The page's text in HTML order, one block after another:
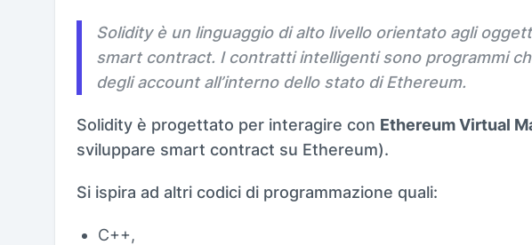
Solidity è un linguaggio di alto livello orientato agli
smart contract. I contratti intelligenti sono programmi
degli account all’interno dello stato di Ethereum.
Solidity è progettato per interagire con Ethereum Virtual
sviluppare smart contract su Ethereum).
Si ispira ad altri codici di programmazione quali:
C++,